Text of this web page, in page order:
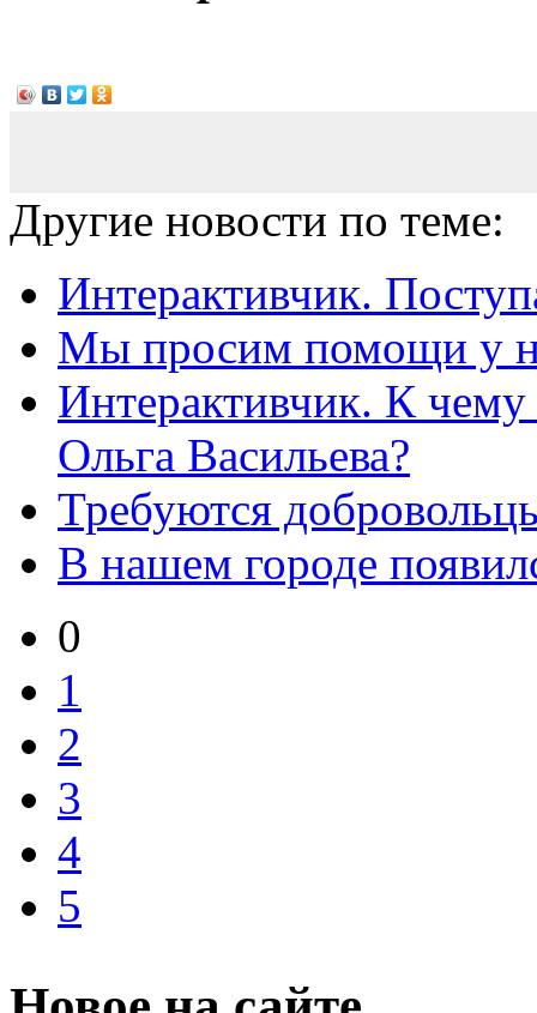
Другие новости по теме:
Интерактивчик.
Мы просим помощи у
Интерактивчик. К чему
Ольга Васильева?
Требуются
В нашем городе
0
1
2
3
4
5